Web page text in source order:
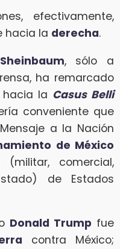
efectivamente,
hacia la derecha.
, sólo a
ha remarcado
la Casus Belli
conveniente que
a la Nación
de México
comercial,
de Estados
Donald Trump fue
contra México;